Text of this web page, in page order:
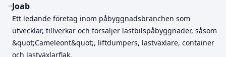
Joab
Ett ledande företag inom påbyggnadsbranchen som
utvecklar, tillverkar och försäljer lastbilspåbyggnader, såsom
&quot;Cameleont&quot;, liftdumpers, lastväxlare, container
och lastväxlarflak.